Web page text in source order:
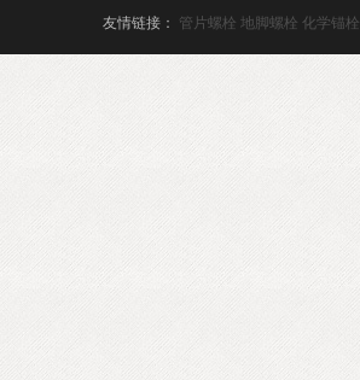
友情链接： 管片螺栓 地脚螺栓 化学锚栓